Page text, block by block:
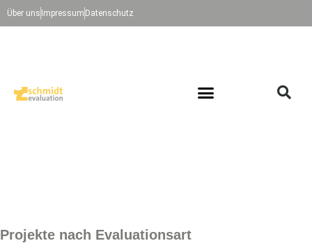
Über uns Impressum Datenschutz
Projekte nach Evaluationsart